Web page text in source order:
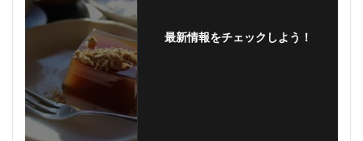
最新情報をチェックしよう！